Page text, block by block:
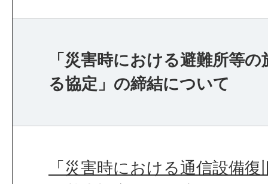
「災害時における避難所等
る協定」の締結について
「災害時における通信設備